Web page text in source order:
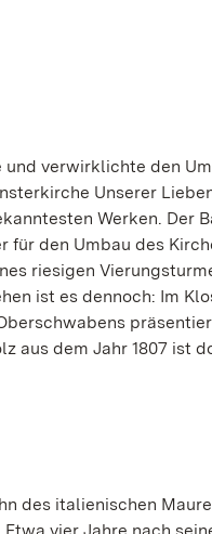
verwirklichte den
Unserer
Werken. Der
den Umbau des
riesigen
ist es dennoch: Im
aus dem Jahr 1807 ist
des italienischen